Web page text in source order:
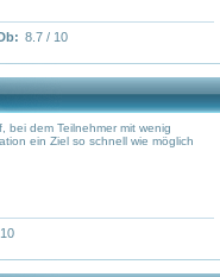
8.7 / 10
bei dem Teilnehmer mit wenig
ein Ziel so schnell wie möglich